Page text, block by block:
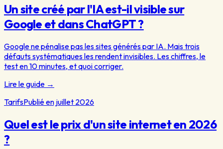
Un site créé par l'IA est-il visible sur
Google et dans ChatGPT ?
Google ne pénalise pas les sites générés par IA. Mais trois
défauts systématiques les rendent invisibles. Les chiffres, le
test en 10 minutes, et quoi corriger.
Lire le guide →
TarifsPublié en juillet 2026
Quel est le prix d'un site internet en 2026
?